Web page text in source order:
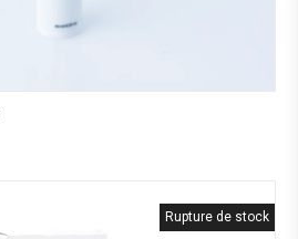
Meilleur vente
Rupture de stock